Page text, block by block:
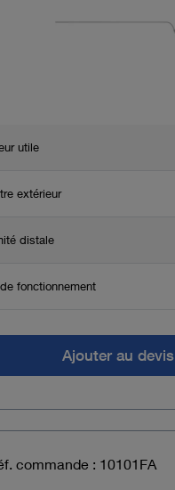
utile
extérieur
distale
fonctionnement
Ajouter au devis
commande : 10101FA